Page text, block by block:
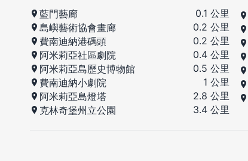
藍門藝廊
0.1 公里
島嶼藝術協會畫廊
0.2 公里
費南迪納港碼頭
0.2 公里
阿米莉亞社區劇院
0.4 公里
阿米莉亞島歷史博物館
0.5 公里
費南迪納小劇院
1 公里
阿米莉亞島燈塔
2.8 公里
克林奇堡州立公園
3.4 公里